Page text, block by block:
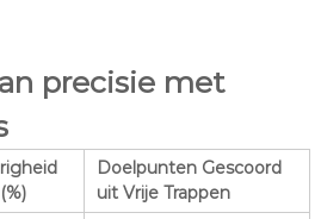
precisie met
Doelpunten Gescoord
uit Vrije Trappen